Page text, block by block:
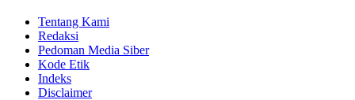
Tentang Kami
Redaksi
Pedoman Media Siber
Kode Etik
Indeks
Disclaimer